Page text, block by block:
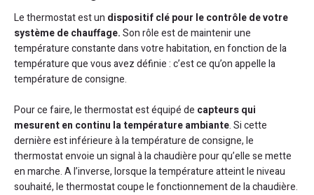
Le thermostat est un dispositif clé pour le contrôle de votre
système de chauffage.Son rôle est de maintenir une
température constante dans votre habitation, en fonction de la
température que vous avez définie : c’est ce qu’on appelle la
température de consigne.
Pour ce faire, le thermostat est équipé de capteurs qui
mesurent en continu la température ambiante. Si cette
dernière est inférieure à la température de consigne, le
thermostat envoie un signal à la chaudière pour qu’elle se mette
en marche. A l’inverse, lorsque la température atteint le niveau
souhaité, le thermostat coupe le fonctionnement de la chaudière.